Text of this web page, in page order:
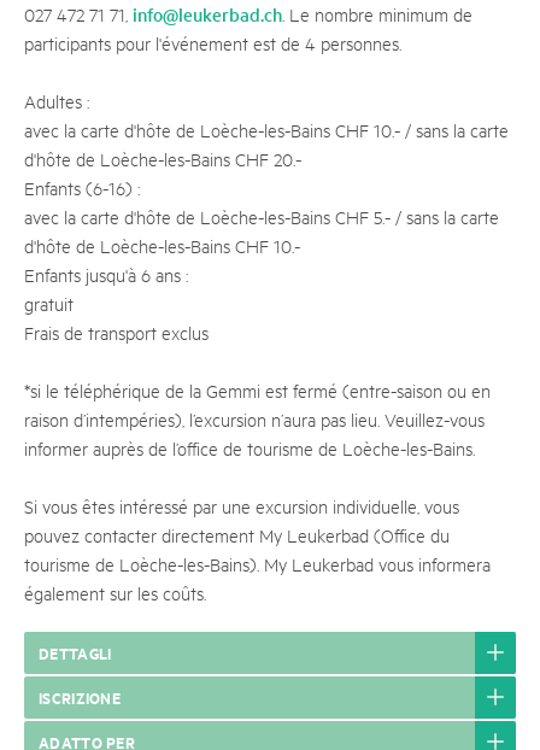
027 472 71 71, info@leukerbad.ch . Le nombre minimum de
participants pour l'événement est de 4 personnes.
Adultes :
avec la carte d'hôte de Loèche-les-Bains CHF 10.- / sans la carte
d'hôte de Loèche-les-Bains CHF 20.-
Enfants (6-16) :
avec la carte d'hôte de Loèche-les-Bains CHF 5.- / sans la carte
d'hôte de Loèche-les-Bains CHF 10.-
Enfants jusqu'à 6 ans :
gratuit
Frais de transport exclus
*si le téléphérique de la Gemmi est fermé (entre-saison ou en
raison d’intempéries), l’excursion n’aura pas lieu. Veuillez-vous
informer auprès de l’office de tourisme de Loèche-les-Bains.
Si vous êtes intéressé par une excursion individuelle, vous
pouvez contacter directement My Leukerbad (Office du
tourisme de Loèche-les-Bains). My Leukerbad vous informera
également sur les coûts.
DETTAGLI
ISCRIZIONE
ADATTO PER